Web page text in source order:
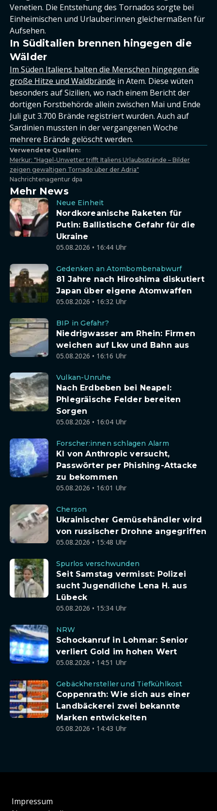
Venetien. Die Entstehung des Tornados sorgte bei
Einheimischen und Urlauber:innen gleichermaßen für
Aufsehen.
In Süditalien brennen hingegen die
Wälder
Im Süden Italiens halten die Menschen hingegen die
große Hitze und Waldbrände in Atem. Diese wüten
besonders auf Sizilien, wo nach einem Bericht der
dortigen Forstbehörde allein zwischen Mai und Ende
Juli gut 3.700 Brände registriert wurden. Auch auf
Sardinien mussten in der vergangenen Woche
mehrere Brände gelöscht werden.
Verwendete Quellen:
Merkur: "Hagel-Unwetter trifft Italiens Urlaubsstrände – Bilder
zeigen gewaltigen Tornado über der Adria"
Nachrichtenagentur dpa
Mehr News
Neue Einheit
Nordkoreanische Raketen für
Putin: Ballistische Gefahr für die
Ukraine
05.08.2026 • 16:44 Uhr
Gedenken an Atombombenabwurf
81 Jahre nach Hiroshima diskutiert
Japan über eigene Atomwaffen
05.08.2026 • 16:32 Uhr
BIP in Gefahr?
Niedrigwasser am Rhein: Firmen
weichen auf Lkw und Bahn aus
05.08.2026 • 16:16 Uhr
Vulkan-Unruhe
Nach Erdbeben bei Neapel:
Phlegräische Felder bereiten
Sorgen
05.08.2026 • 16:04 Uhr
Forscher:innen schlagen Alarm
KI von Anthropic versucht,
Passwörter per Phishing-Attacke
zu bekommen
05.08.2026 • 16:01 Uhr
Cherson
Ukrainischer Gemüsehändler wird
von russischer Drohne angegriffen
05.08.2026 • 15:48 Uhr
Spurlos verschwunden
Seit Samstag vermisst: Polizei
sucht Jugendliche Lena H. aus
Lübeck
05.08.2026 • 15:34 Uhr
NRW
Schockanruf in Lohmar: Senior
verliert Gold im hohen Wert
05.08.2026 • 14:51 Uhr
Gebäckhersteller und Tiefkühlkost
Coppenrath: Wie sich aus einer
Landbäckerei zwei bekannte
Marken entwickelten
05.08.2026 • 14:43 Uhr
Impressum